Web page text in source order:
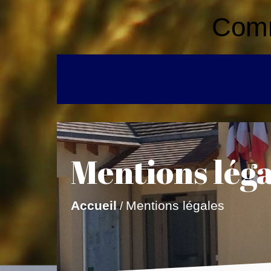
Mentions
Accueil/ Mentions légales